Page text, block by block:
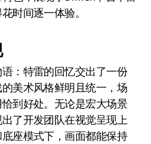
时间逐一体验。
：特雷的回忆交出了一份
美术风格鲜明且统一，场
到好处。无论是宏大场景
了开发团队在视觉呈现上
座模式下，画面都能保持